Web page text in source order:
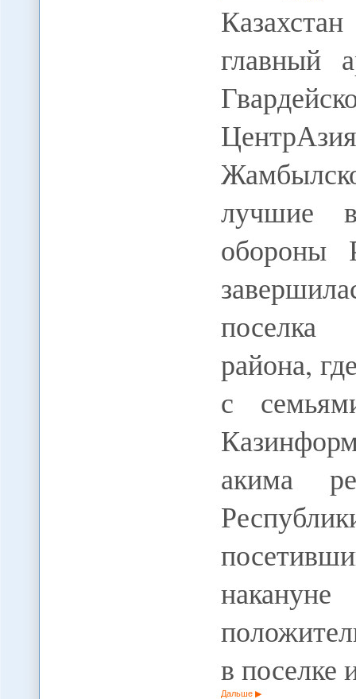
главный
лучшие
обороны
поселка
района,
с
акима
в
Дальше